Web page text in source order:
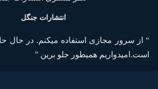
انتشارات جنگل
“ از سرور مجازی استفاده میکنم. در حال
است.امیدواریم همیطور جلو برین ”